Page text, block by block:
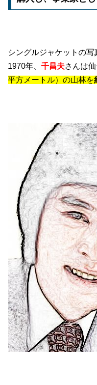
シングルジャケットの写
1970年、 千昌夫さんは
平方メートル）の山林を